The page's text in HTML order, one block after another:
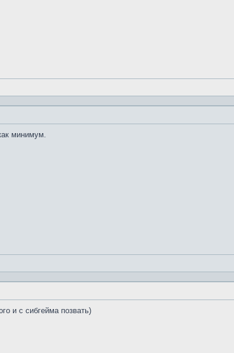
минимум.
и с сибгейма позвать)